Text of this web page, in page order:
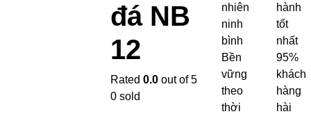
đá NB
12
Rated0.0 out of 5
0 sold
nhiên
ninh
bình
Bền
vững
theo
thời
hành
tốt
nhất
95%
khách
hàng
hài